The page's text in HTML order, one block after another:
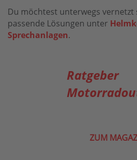
Du möchtest unterwegs vernetzt
passende Lösungen unter
Sprechanlagen.
Ratgeber
ZUM